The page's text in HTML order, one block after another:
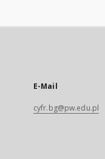
E-Mail
cyfr.bg@pw.edu.pl